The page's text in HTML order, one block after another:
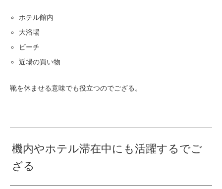
ホテル館内
大浴場
ビーチ
近場の買い物
靴を休ませる意味でも役立つのでござる。
機内やホテル滞在中にも活躍するでご
ざる